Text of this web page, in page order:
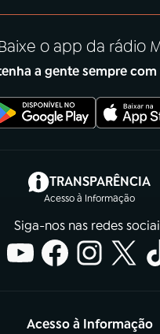
Baixe o app da rádio
a gente sempre
TRANSPARÊNCIA
Acesso à Informação
(abre em
Siga-nos nas redes
Acesso à Informação